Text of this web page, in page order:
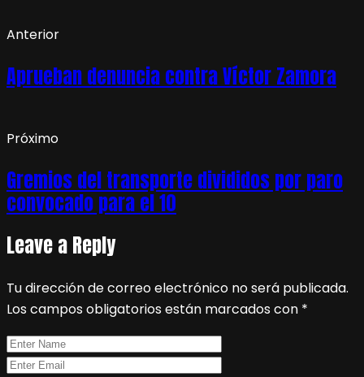
Anterior
Aprueban denuncia contra Víctor Zamora
Próximo
Gremios del transporte divididos por paro
convocado para el 10
Leave a Reply
Tu dirección de correo electrónico no será publicada.
Los campos obligatorios están marcados con *